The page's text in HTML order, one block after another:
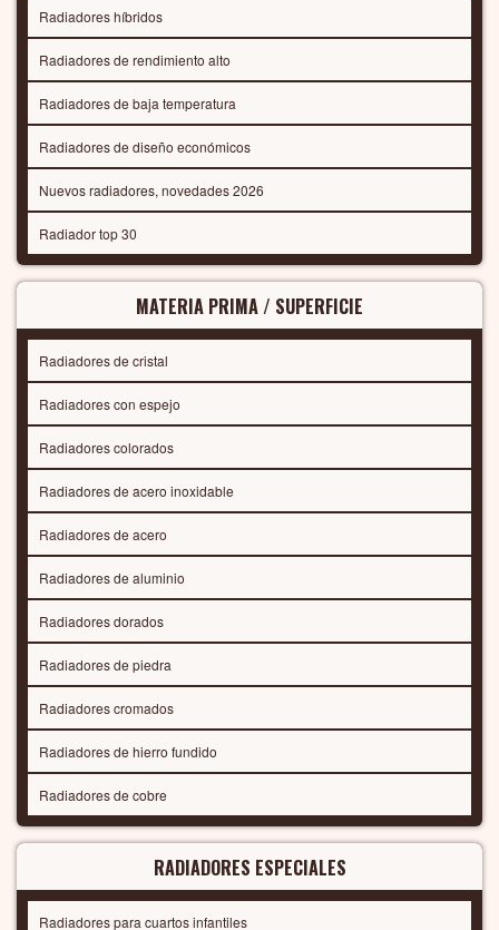
Radiadores híbridos
Radiadores de rendimiento alto
Radiadores de baja temperatura
Radiadores de diseño económicos
Nuevos radiadores, novedades 2026
Radiador top 30
MATERIA PRIMA / SUPERFICIE
Radiadores de cristal
Radiadores con espejo
Radiadores colorados
Radiadores de acero inoxidable
Radiadores de acero
Radiadores de aluminio
Radiadores dorados
Radiadores de piedra
Radiadores cromados
Radiadores de hierro fundido
Radiadores de cobre
RADIADORES ESPECIALES
Radiadores para cuartos infantiles